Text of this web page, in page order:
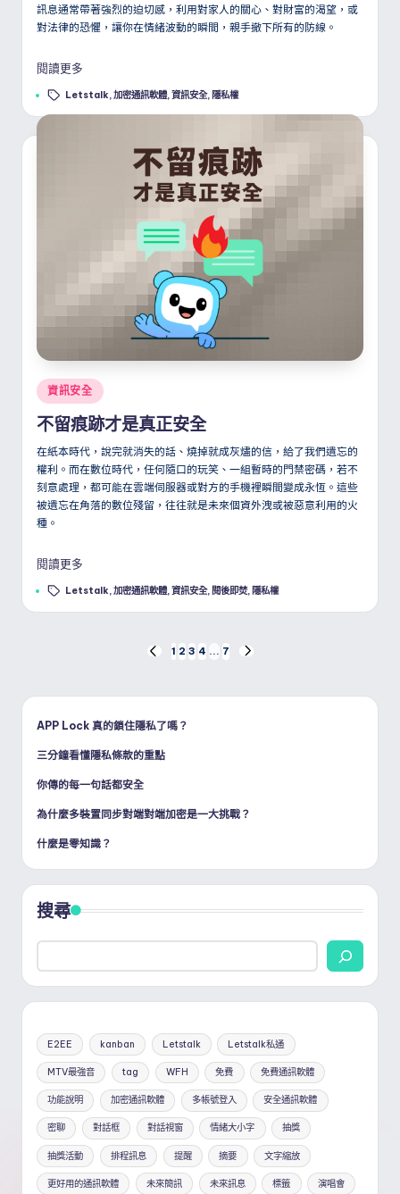
訊息通常帶著強烈的迫切感，利用對家人的關心、對財富的渴望，或
對法律的恐懼，讓你在情緒波動的瞬間，親手撤下所有的防線。
閱讀更多
Tags: Letstalk,加密通訊軟體,資訊安全, 隱私權
Posted
in
資訊安全
不留痕跡才是真正安全
在紙本時代，說完就消失的話、燒掉就成灰燼的信，給了我們遺忘的
權利。而在數位時代，任何隨口的玩笑、一組暫時的門禁密碼，若不
刻意處理，都可能在雲端伺服器或對方的手機裡瞬間變成永恆。這些
被遺忘在角落的數位殘留，往往就是未來個資外洩或被惡意利用的火
種。
閱讀更多
Tags: Letstalk,加密通訊軟體,資訊安全, 閱後即焚, 隱私權
章
分
頁
PREVIOUS
1 2 3 4 ... 7
APP Lock 真的鎖住隱私了嗎？
三分鐘看懂隱私條款的重點
你傳的每一句話都安全
為什麼多裝置同步對端對端加密是一大挑戰？
什麼是零知識？
搜尋
E2EE kanban Letstalk Letstalk私通
MTV最強音 tag WFH 免費 免費通訊軟體
功能說明 加密通訊軟體 多帳號登入 安全通訊軟體
密聊 對話框 對話視窗 情緒大小字 抽獎
抽獎活動 排程訊息 提醒 摘要 文字縮放
更好用的通訊軟體 未來簡訊 未來訊息 標籤 演唱會